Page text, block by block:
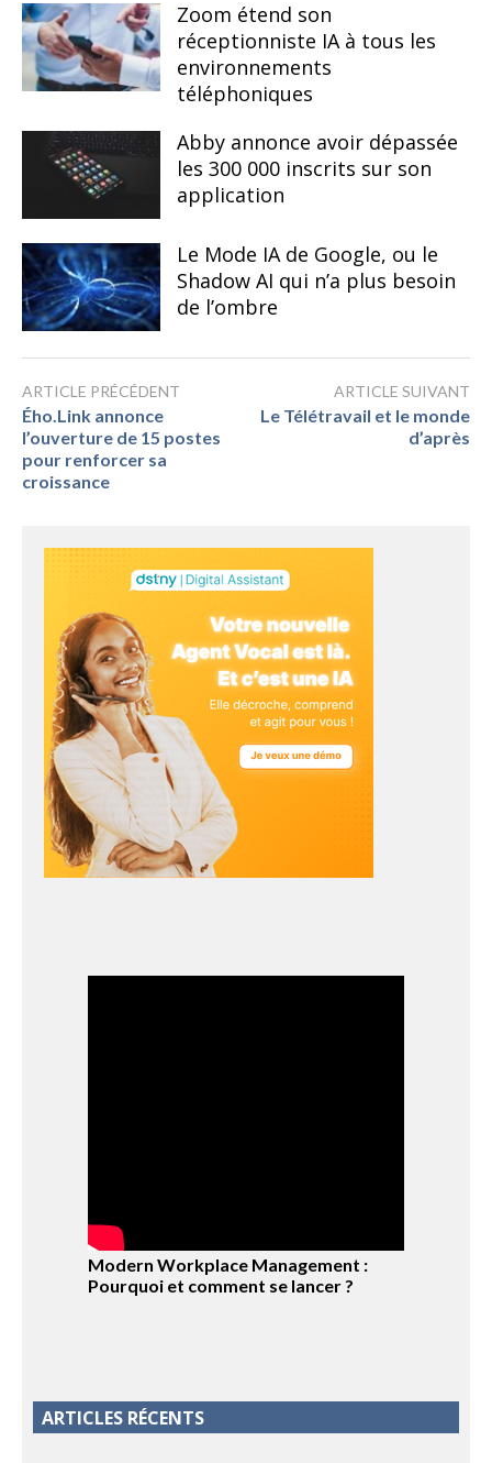
Zoom étend son
réceptionniste IA à tous les
environnements
téléphoniques
Abby annonce avoir dépassée
les 300 000 inscrits sur son
application
Le Mode IA de Google, ou le
Shadow AI qui n’a plus besoin
de l’ombre
ARTICLE PRÉCÉDENT
Ého.Link annonce
l’ouverture de 15 postes
pour renforcer sa
croissance
ARTICLE SUIVANT
Le Télétravail et le monde
d’après
Modern Workplace Management :
Pourquoi et comment se lancer ?
ARTICLES RÉCENTS